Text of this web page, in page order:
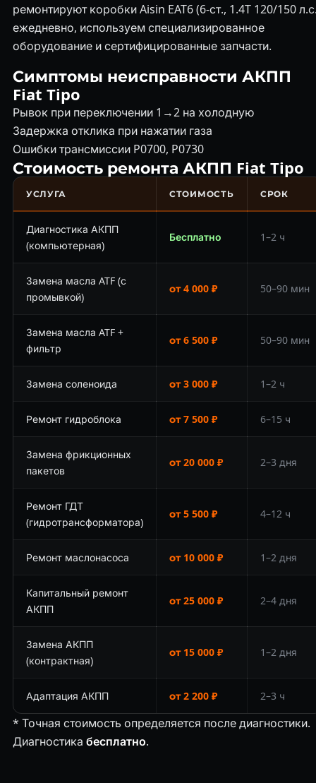
ремонтируют коробки Aisin EAT6 (6-ст., 1.4T 120/150
ежедневно, используем специализированное
оборудование и сертифицированные запчасти.
Симптомы неисправности АКПП
Fiat Tipo
Рывок при переключении 1→2 на холодную
Задержка отклика при нажатии газа
Ошибки трансмиссии P0700, P0730
Стоимость ремонта АКПП Fiat Tipo
УСЛУГА СТОИМОСТЬ СРОК
Диагностика АКПП
(компьютерная)
Бесплатно 1–2 ч
Замена масла ATF (с
промывкой)
от 4 000 ₽ 50–90 мин
Замена масла ATF +
фильтр
от 6 500 ₽ 50–90 мин
Замена соленоида от 3 000 ₽ 1–2 ч
Ремонт гидроблока от 7 500 ₽ 6–15 ч
Замена фрикционных
пакетов
от 20 000 ₽ 2–3 дня
Ремонт ГДТ
(гидротрансформатора)
от 5 500 ₽ 4–12 ч
Ремонт маслонасоса от 10 000 ₽ 1–2 дня
Капитальный ремонт
АКПП
от 25 000 ₽ 2–4 дня
Замена АКПП
(контрактная)
от 15 000 ₽ 1–2 дня
Адаптация АКПП от 2 200 ₽ 2–3 ч
* Точная стоимость определяется после диагностики.
Диагностика бесплатно.